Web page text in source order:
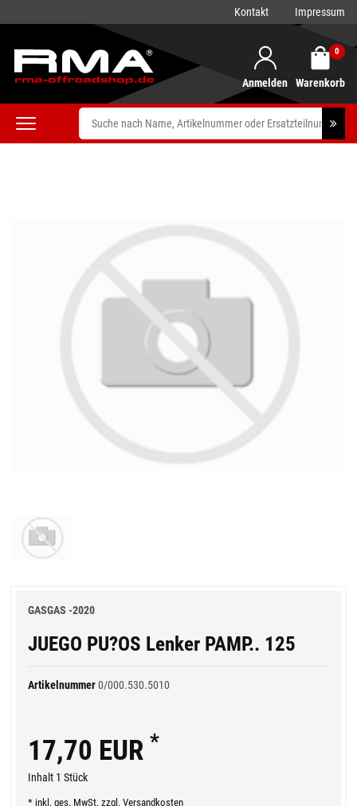
Kontakt Impressum
Anmelden
0
Warenkorb
GASGAS -2020
JUEGO PU?OS Lenker PAMP.. 125
Artikelnummer0/000.530.5010
17,70 EUR *
Inhalt 1 Stück
* inkl. ges. MwSt. zzgl. Versandkosten